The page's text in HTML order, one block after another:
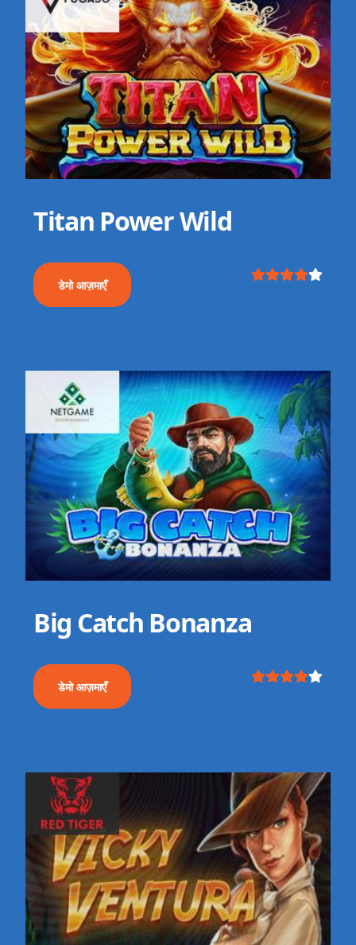
Titan Power Wild
डेमो आज़माएँ
Big Catch Bonanza
डेमो आज़माएँ